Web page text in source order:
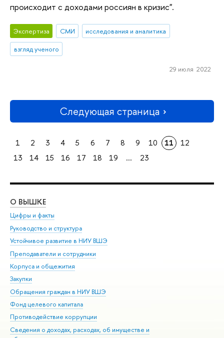
происходит с доходами россиян в кризис".
Экспертиза СМИ
исследования и аналитика
взгляд ученого
29 июля 2022
Следующая страница
1 2 3 4 5 6 7 8 9 10 11
12
13
14 15 16 17 18 19 ... 23
О ВЫШКЕ
Цифры и факты
Руководство и структура
Устойчивое развитие в НИУ ВШЭ
Преподаватели и сотрудники
Корпуса и общежития
Закупки
Обращения граждан в НИУ ВШЭ
Фонд целевого капитала
Противодействие коррупции
Сведения о доходах, расходах, об имуществе и